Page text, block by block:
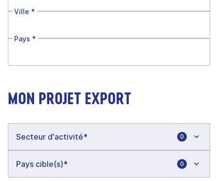
Ville *
Pays *
MON PROJET EXPORT
0
0